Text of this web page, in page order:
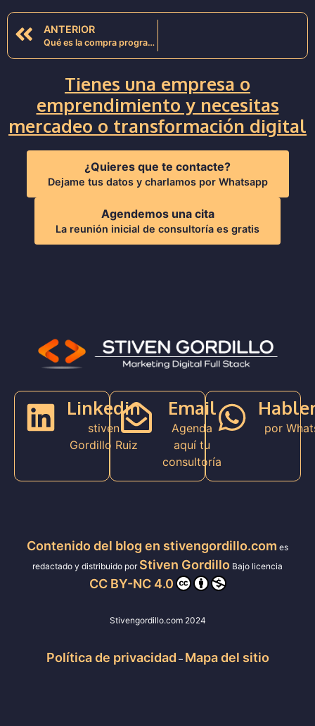
ANTERIOR
Qué es la compra programática (Programmatic)
Tienes una empresa o
emprendimiento y necesitas
mercadeo o transformación digital
Agendemos una cita
La reunión inicial de consultoría es gratis
¿Quieres que te contacte?
Dejame tus datos y charlamos por Whatsapp
Linkedin
stiven
Gordillo Ruiz
Email
Agenda
aquí tu
consultoría
por
Contenido del blog en stivengordillo.com es
redactado y distribuido por Stiven Gordillo Bajo licencia
CC BY-NC 4.0
Stivengordillo.com 2024
Política de privacidad – Mapa del sitio